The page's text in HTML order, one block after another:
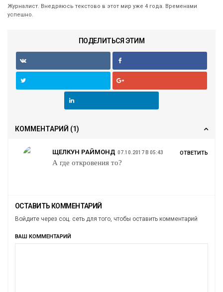
Журналист. Внедряюсь текстово в этот мир уже 4 года. Временами
успешно.
ПОДЕЛИТЬСЯ ЭТИМ
КОММЕНТАРИЙ (1)
ЩЕЛКУН РАЙМОНД 07.10.2017 В 05:43
А где откровения то?
ОТВЕТИТЬ
ОСТАВИТЬ КОММЕНТАРИЙ
Войдите через соц. сеть для того, чтобы оставить комментарий
ВАШ КОММЕНТАРИЙ